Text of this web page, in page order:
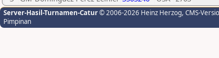
Server-Hasil-Turnamen-Catur© 2006-2026 Heinz Herzog, CMS-
Pimpinan